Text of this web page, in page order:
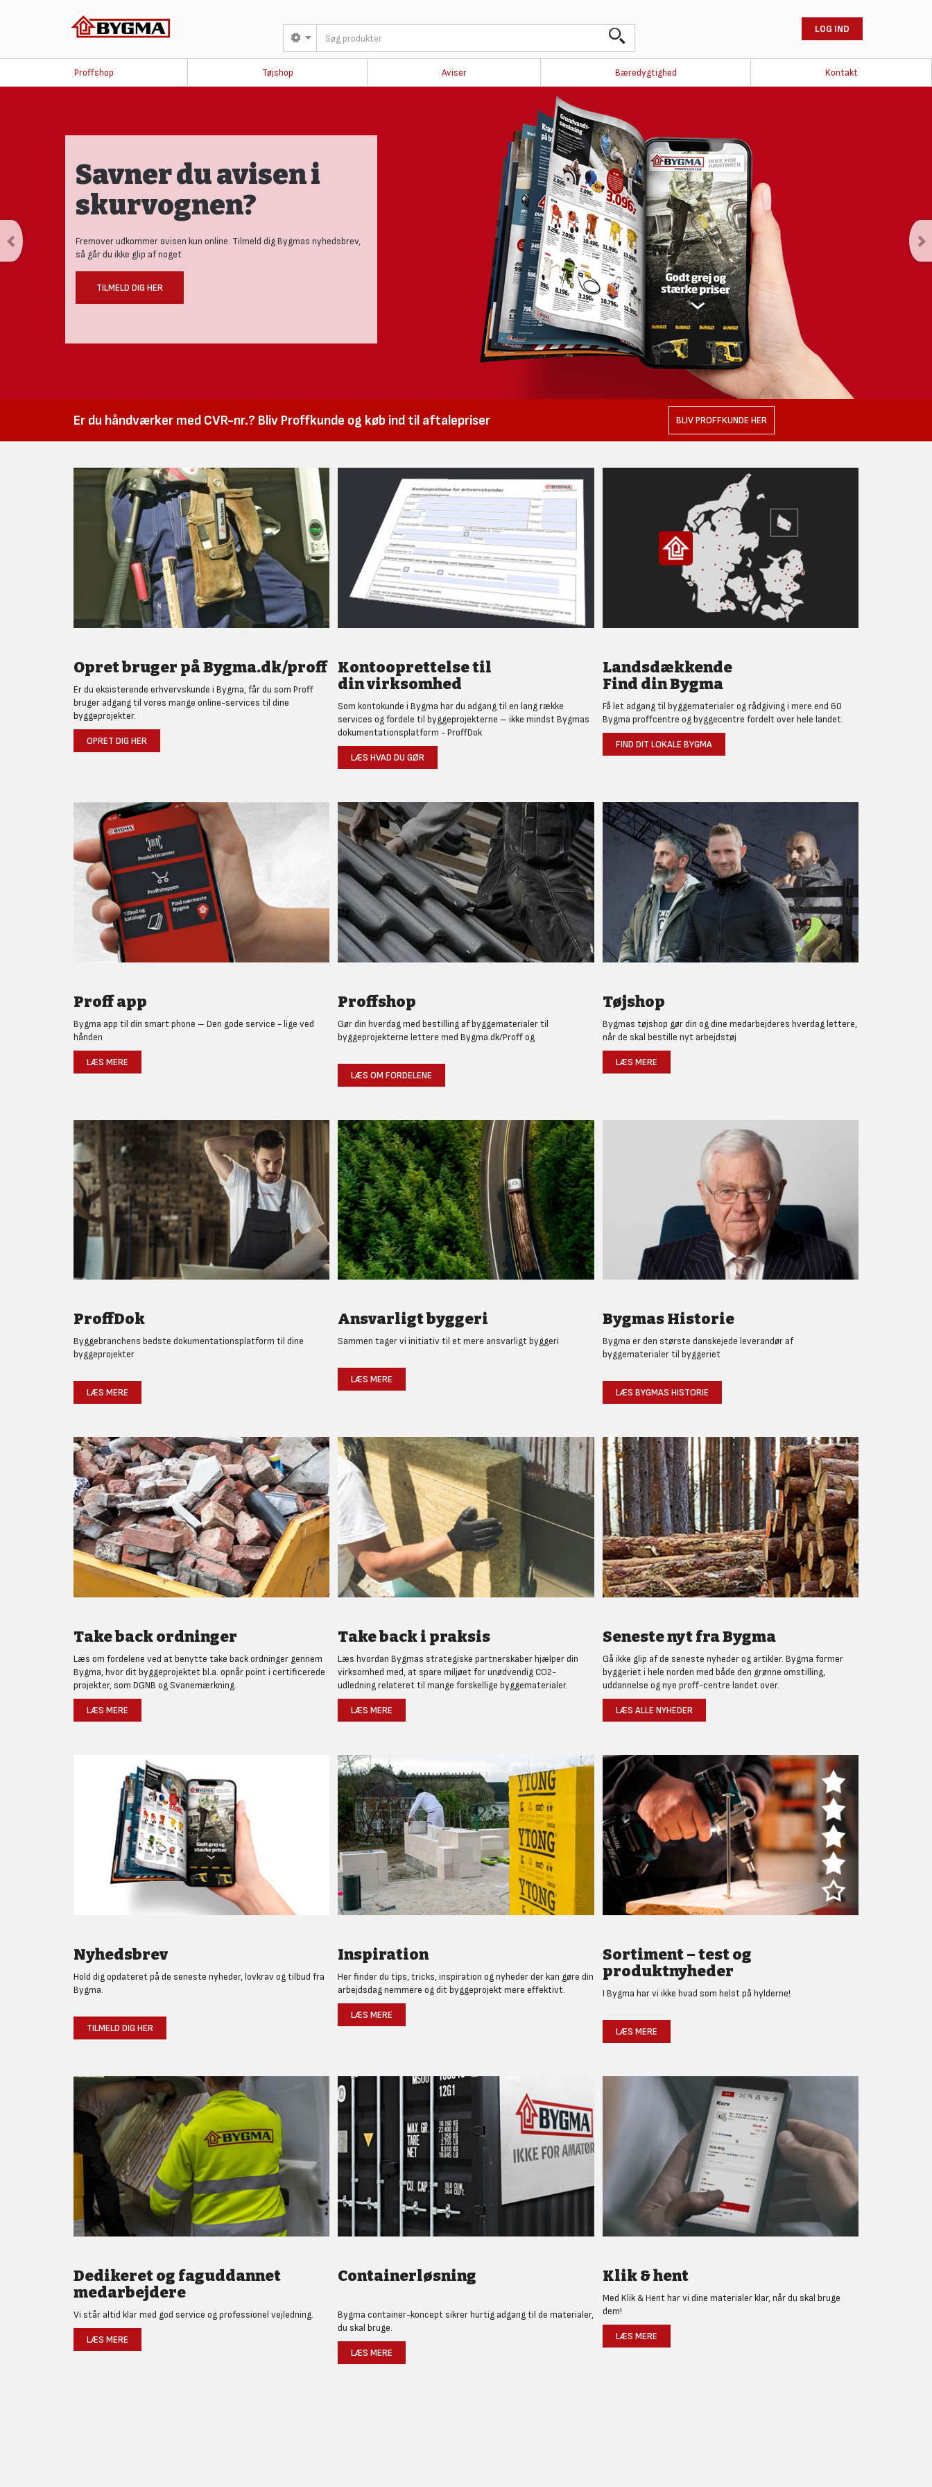
LOG IND
Proffshop Tøjshop Aviser Bæredygtighed Kontakt
Savner du avisen i
skurvognen?
Fremover udkommer avisen kun online. Tilmeld dig Bygmas nyhedsbrev,
så går du ikke glip af noget.
TILMELD DIG HER
Er du håndværker med CVR-nr.? Bliv Proffkunde og køb ind til aftalepriser BLIV PROFFKUNDE HER
Opret bruger på Bygma.dk/proff
Er du eksisterende erhvervskunde i Bygma, får du som Proff
bruger adgang til vores mange online-services til dine
byggeprojekter.
OPRET DIG HER
Kontooprettelse til
din virksomhed
Som kontokunde i Bygma har du adgang til en lang række
services og fordele til byggeprojekterne – ikke mindst Bygmas
dokumentationsplatform - ProffDok
LÆS HVAD DU GØR
Landsdækkende
Find din Bygma
Få let adgang til byggematerialer og rådgiving i mere end 60
Bygma proffcentre og byggecentre fordelt over hele landet.
FIND DIT LOKALE BYGMA
Proff app
Bygma app til din smart phone – Den gode service - lige ved
hånden
LÆS MERE
Proffshop
Gør din hverdag med bestilling af byggematerialer til
byggeprojekterne lettere med Bygma.dk/Proff og
LÆS OM FORDELENE
Tøjshop
Bygmas tøjshop gør din og dine medarbejderes hverdag lettere,
når de skal bestille nyt arbejdstøj
LÆS MERE
ProffDok
Byggebranchens bedste dokumentationsplatform til dine
byggeprojekter
LÆS MERE
Ansvarligt byggeri
Sammen tager vi initiativ til et mere ansvarligt byggeri
LÆS MERE
Bygmas Historie
Bygma er den største danskejede leverandør af
byggematerialer til byggeriet
LÆS BYGMAS HISTORIE
Take back ordninger
Læs om fordelene ved at benytte take back ordninger gennem
Bygma, hvor dit byggeprojektet bl.a. opnår point i certificerede
projekter, som DGNB og Svanemærkning.
LÆS MERE
Take back i praksis
Læs hvordan Bygmas strategiske partnerskaber hjælper din
virksomhed med, at spare miljøet for unødvendig CO2-
udledning relateret til mange forskellige byggematerialer.
LÆS MERE
Seneste nyt fra Bygma
Gå ikke glip af de seneste nyheder og artikler. Bygma former
byggeriet i hele norden med både den grønne omstilling,
uddannelse og nye proff-centre landet over.
LÆS ALLE NYHEDER
Nyhedsbrev
Hold dig opdateret på de seneste nyheder, lovkrav og tilbud fra
Bygma.
TILMELD DIG HER
Inspiration
Her finder du tips, tricks, inspiration og nyheder der kan gøre din
arbejdsdag nemmere og dit byggeprojekt mere effektivt.
LÆS MERE
Sortiment – test og
produktnyheder
I Bygma har vi ikke hvad som helst på hylderne!
LÆS MERE
Dedikeret og faguddannet
medarbejdere
Vi står altid klar med god service og professionel vejledning.
LÆS MERE
Containerløsning
Bygma container-koncept sikrer hurtig adgang til de materialer,
du skal bruge.
LÆS MERE
Klik & hent
Med Klik & Hent har vi dine materialer klar, når du skal bruge
dem!
LÆS MERE